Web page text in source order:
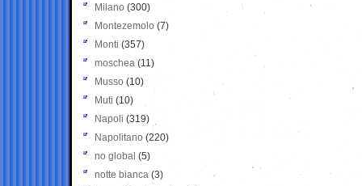
Milano (300)
Montezemolo (7)
Monti (357)
moschea (11)
Musso (10)
Muti (10)
Napoli (319)
Napolitano (220)
no global (5)
notte bianca (3)